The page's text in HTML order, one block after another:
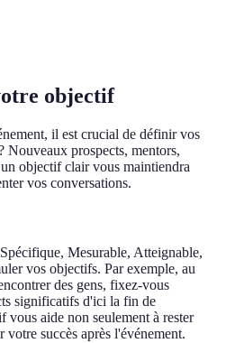
objectif
il est crucial de définir vos
Nouveaux prospects, mentors,
objectif clair vous maintiendra
vos conversations.
Mesurable, Atteignable,
vos objectifs. Par exemple, au
des gens, fixez-vous
significatifs d'ici la fin de
vous aide non seulement à rester
votre succès après l'événement.